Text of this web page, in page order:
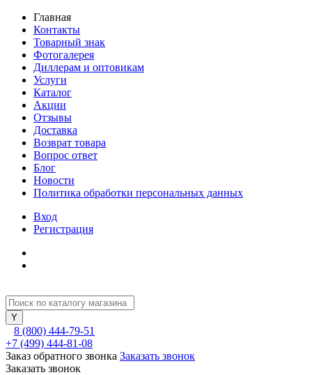
Главная
Контакты
Товарный знак
Фотогалерея
Диллерам и оптовикам
Услуги
Каталог
Акции
Отзывы
Доставка
Возврат товара
Вопрос ответ
Блог
Новости
Политика обработки персональных данных
Вход
Регистрация
8 (800) 444-79-51
+7 (499) 444-81-08
Заказ обратного звонка Заказать звонок
Заказать звонок